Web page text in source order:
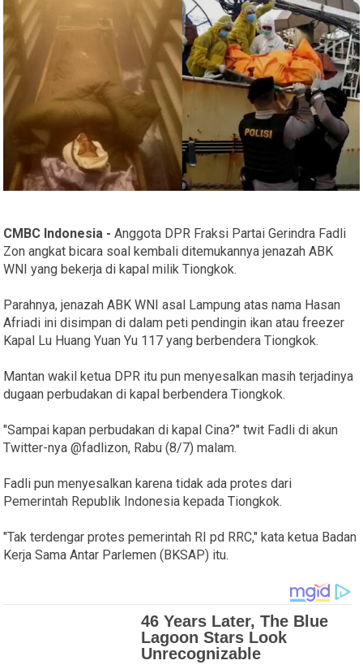
CMBC Indonesia -Anggota DPR Fraksi Partai Gerindra Fadli
Zon angkat bicara soal kembali ditemukannya jenazah ABK
WNI yang bekerja di kapal milik Tiongkok.
Parahnya, jenazah ABK WNI asal Lampung atas nama Hasan
Afriadi ini disimpan di dalam peti pendingin ikan atau freezer
Kapal Lu Huang Yuan Yu 117 yang berbendera Tiongkok.
Mantan wakil ketua DPR itu pun menyesalkan masih terjadinya
dugaan perbudakan di kapal berbendera Tiongkok.
"Sampai kapan perbudakan di kapal Cina?" twit Fadli di akun
Twitter-nya @fadlizon, Rabu (8/7) malam.
Fadli pun menyesalkan karena tidak ada protes dari
Pemerintah Republik Indonesia kepada Tiongkok.
"Tak terdengar protes pemerintah RI pd RRC," kata ketua Badan
Kerja Sama Antar Parlemen (BKSAP) itu.